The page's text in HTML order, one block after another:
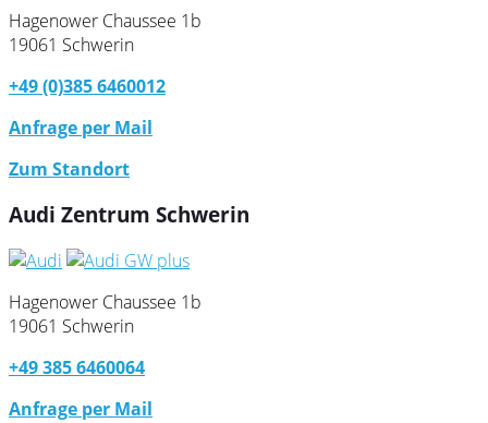
Hagenower Chaussee 1b
19061 Schwerin
+49 (0)385 6460012
Anfrage per Mail
Zum Standort
Audi Zentrum Schwerin
Hagenower Chaussee 1b
19061 Schwerin
+49 385 6460064
Anfrage per Mail